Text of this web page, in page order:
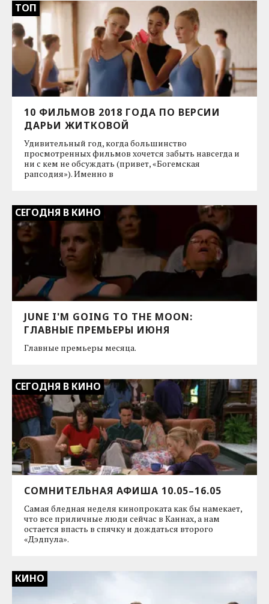
ТОП
10 ФИЛЬМОВ 2018 ГОДА ПО ВЕРСИИ
ДАРЬИ ЖИТКОВОЙ
Удивительный год, когда большинство
просмотренных фильмов хочется забыть навсегда и
ни с кем не обсуждать (привет, «Богемская
рапсодия»). Именно в
СЕГОДНЯ В КИНО
JUNE I'M GOING TO THE MOON:
ГЛАВНЫЕ ПРЕМЬЕРЫ ИЮНЯ
Главные премьеры месяца.
СЕГОДНЯ В КИНО
СОМНИТЕЛЬНАЯ АФИША 10.05–16.05
Самая бледная неделя кинопроката как бы намекает,
что все приличные люди сейчас в Каннах, а нам
остается впасть в спячку и дождаться второго
«Дэдпула».
КИНО